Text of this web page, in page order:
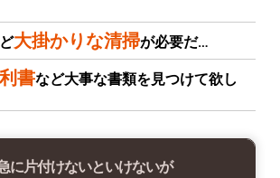
大掛かりな清掃が必要だ…
書など大事な書類を見つけて欲し
に片付けないといけないが